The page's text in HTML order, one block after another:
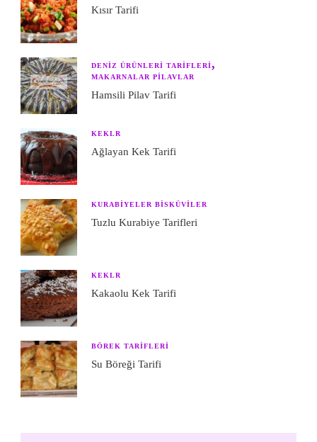
Kısır Tarifi
DENIZ ÜRÜNLERI TARIFLERI
MAKARNALAR PILAVLAR
Hamsili Pilav Tarifi
KEKLR
Ağlayan Kek Tarifi
KURABIYELER BISKÜVILER
Tuzlu Kurabiye Tarifleri
KEKLR
Kakaolu Kek Tarifi
BÖREK TARIFLERI
Su Böreği Tarifi